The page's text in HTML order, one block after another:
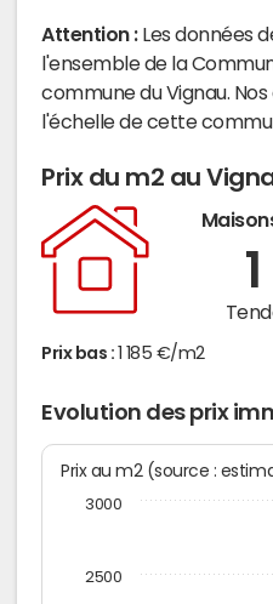
Attention : Les données
l'ensemble de la
commune du Vignau.
l'échelle de cette
Prix du m2 au
Prix bas : 1 185 €/m2
Evolution des prix
Prix au m2 (source :
2500
3000